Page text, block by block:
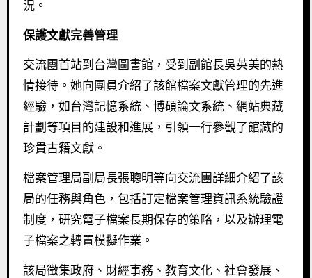
況。
保護文獻完善管理
交流團首站到台灣圖書館，受到副館長吳英美的熱
情接待。她向團員介紹了該館檔案文獻管理的先進
經驗，如台灣記憶系統、博碩論文系統、網站典藏
計劃等項目的建設和進展，引領一行參觀了館藏的
珍貴古籍文獻。
檔案管理局副局長張聰明等向交流團詳細介紹了該
局的任務與角色，包括訂定檔案管理資訊系統驗證
制度，研究電子檔案長期保存的策略，以及辦理電
子檔案之轉置模擬作業。
該局徵集政府、財經事務、教育文化、社會發展、